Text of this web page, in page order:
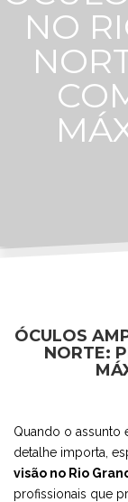
NO
ÓCULOS
NORTE:
Quando o assunto
detalhe importa,
visão no Rio
profissionais que